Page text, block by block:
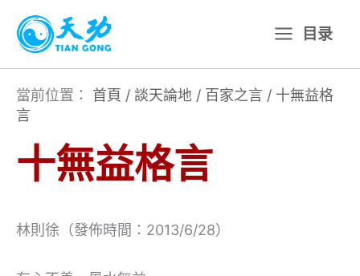
主
目录
當前位置： 首頁 / 談天論地 / 百家之言 / 十無益格
言
十無益格言
林則徐（發佈時間：2013/6/28）